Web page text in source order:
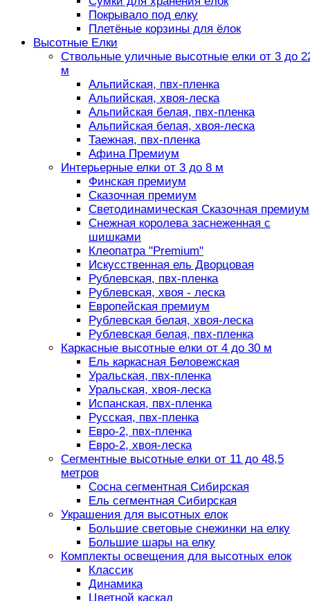
Покрывало под елку
Плетёные корзины для ёлок
Высотные Елки
Ствольные уличные высотные елки от 3 до
м
Альпийская, пвх-пленка
Альпийская, хвоя-леска
Альпийская белая, пвх-пленка
Альпийская белая, хвоя-леска
Таежная, пвх-пленка
Афина Премиум
Интерьерные елки от 3 до 8 м
Финская премиум
Сказочная премиум
Светодинамическая Сказочная премиум
Снежная королева заснеженная с
шишками
Клеопатра "Premium"
Искусственная ель Дворцовая
Рублевская, пвх-пленка
Рублевская, хвоя - леска
Европейская премиум
Рублевская белая, хвоя-леска
Рублевская белая, пвх-пленка
Каркасные высотные елки от 4 до 30 м
Ель каркасная Беловежская
Уральская, пвх-пленка
Уральская, хвоя-леска
Испанская, пвх-пленка
Русская, пвх-пленка
Евро-2, пвх-пленка
Евро-2, хвоя-леска
Сегментные высотные елки от 11 до 48,5
метров
Сосна сегментная Сибирская
Ель сегментная Сибирская
Украшения для высотных елок
Большие световые снежинки на елку
Большие шары на елку
Комплекты освещения для высотных елок
Классик
Динамика
Цветной каскад